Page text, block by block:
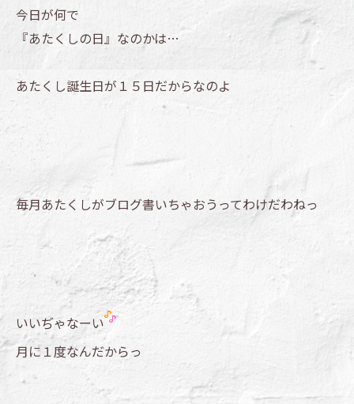
今日が何で
『あたくしの日』なのかは…
あたくし誕生日が１５日だからなのよ
毎月あたくしがブログ書いちゃおうってわけだわねっ
いいぢゃなーい
月に１度なんだからっ